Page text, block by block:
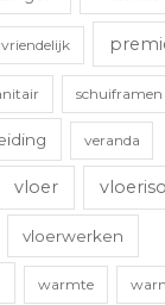
schuiframen
veranda
vloer
vloerwerken
warmte